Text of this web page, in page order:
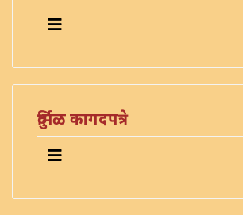
दुर्मिळ कागदपत्रे